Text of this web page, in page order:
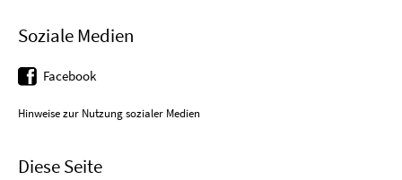
Soziale Medien
Facebook
Hinweise zur Nutzung sozialer Medien
Diese Seite